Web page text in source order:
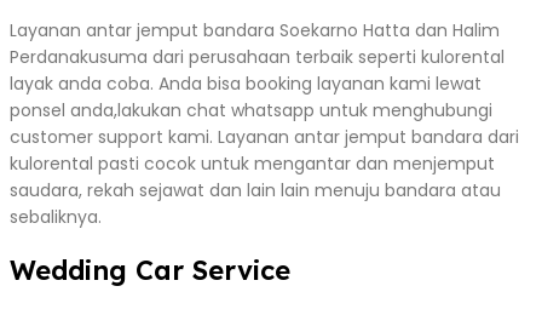
Layanan antar jemput bandara Soekarno Hatta dan Halim
Perdanakusuma dari perusahaan terbaik seperti kulorental
layak anda coba. Anda bisa booking layanan kami lewat
ponsel anda,lakukan chat whatsapp untuk menghubungi
customer support kami. Layanan antar jemput bandara dari
kulorental pasti cocok untuk mengantar dan menjemput
saudara, rekah sejawat dan lain lain menuju bandara atau
sebaliknya.
Wedding Car Service